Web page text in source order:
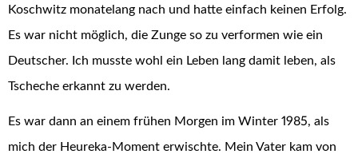
Koschwitz monatelang nach und hatte einfach keinen Erfolg.
Es war nicht möglich, die Zunge so zu verformen wie ein
Deutscher. Ich musste wohl ein Leben lang damit leben, als
Tscheche erkannt zu werden.
Es war dann an einem frühen Morgen im Winter 1985, als
mich der Heureka-Moment erwischte. Mein Vater kam von